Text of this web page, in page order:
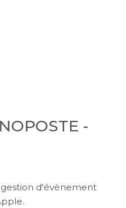
-
d'évènement